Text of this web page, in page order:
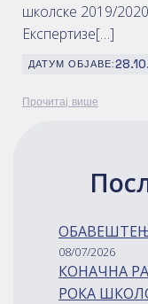
школске 2019/
Експертизе[…]
ДАТУМ ОБЈАВЕ:
Прочитај више
08/07/2026
КОНАЧНА
РОКА